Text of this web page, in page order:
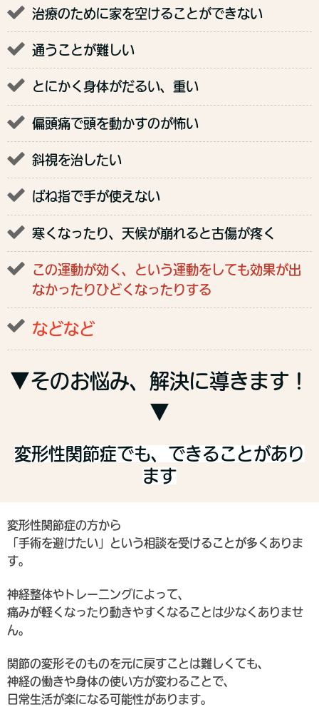
治療のために家を空けることができない
通うことが難しい
とにかく身体がだるい、重い
偏頭痛で頭を動かすのが怖い
斜視を治したい
ばね指で手が使えない
寒くなったり、天候が崩れると古傷が疼く
この運動が効く、という運動をしても効果が出
なかったりひどくなったりする
などなど
▼そのお悩み、解決に導きます！
▼
変形性関節症でも、できることがあり
ます
変形性関節症の方から
「手術を避けたい」という相談を受けることが多くありま
す。
神経整体やトレーニングによって、
痛みが軽くなったり動きやすくなることは少なくありませ
ん。
関節の変形そのものを元に戻すことは難しくても、
神経の働きや身体の使い方が変わることで、
日常生活が楽になる可能性があります。